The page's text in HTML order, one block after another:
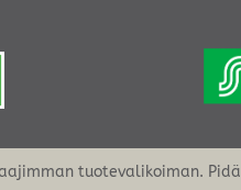
tuotevalikoiman.